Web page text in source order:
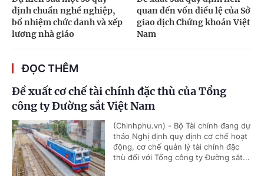
định chuẩn nghề nghiệp,
bổ nhiệm chức danh và xếp
lương nhà giáo
quan đến vốn điều lệ của Sở
giao dịch Chứng khoán Việt
Nam
ĐỌC THÊM
Đề xuất cơ chế tài chính đặc thù của Tổng
công ty Đường sắt Việt Nam
(Chinhphu.vn) - Bộ Tài chính đang dự
thảo Nghị định quy định cơ chế hoạt
động, cơ chế quản lý tài chính đặc
thù đối với Tổng công ty Đường sắt...